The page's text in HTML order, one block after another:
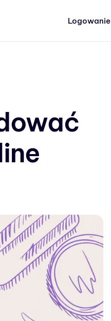
Logowanie